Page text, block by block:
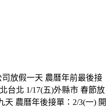
司放假一天 農曆年前最後接
台北 1/17(五)外縣市 春節放
天 農曆年後接單：2/3(一) 開